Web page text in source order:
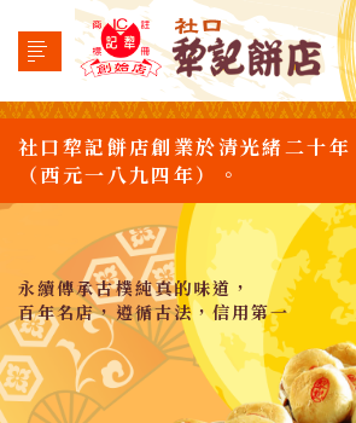
社口犂記餅店創業於清光緒二十
（西元一八九四年）。
永續傳承古樸純真的味道，
百年名店，遵循古法，信用第一